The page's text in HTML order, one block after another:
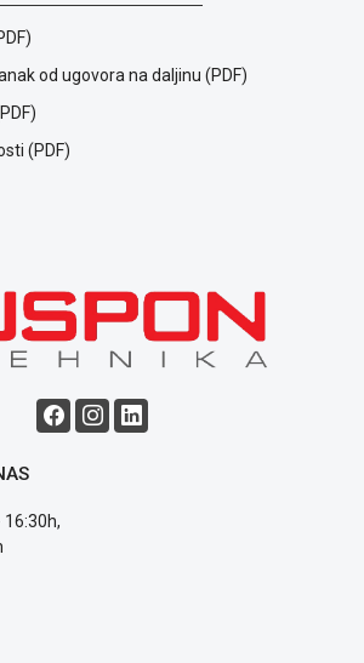
od ugovora na daljinu (PDF)
(PDF)